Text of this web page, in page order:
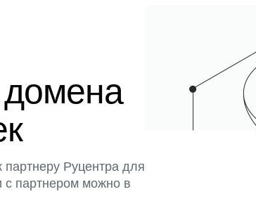
домена
Руцентра для
с партнером можно в